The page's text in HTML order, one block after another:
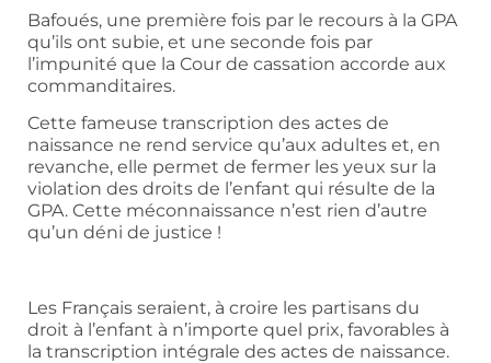
Bafoués, une première fois par le recours à la GPA
qu’ils ont subie, et une seconde fois par
l’impunité que la Cour de cassation accorde aux
commanditaires.
Cette fameuse transcription des actes de
naissance ne rend service qu’aux adultes et, en
revanche, elle permet de fermer les yeux sur la
violation des droits de l’enfant qui résulte de la
GPA. Cette méconnaissance n’est rien d’autre
qu’un déni de justice !
Les Français seraient, à croire les partisans du
droit à l’enfant à n’importe quel prix, favorables à
la transcription intégrale des actes de naissance.